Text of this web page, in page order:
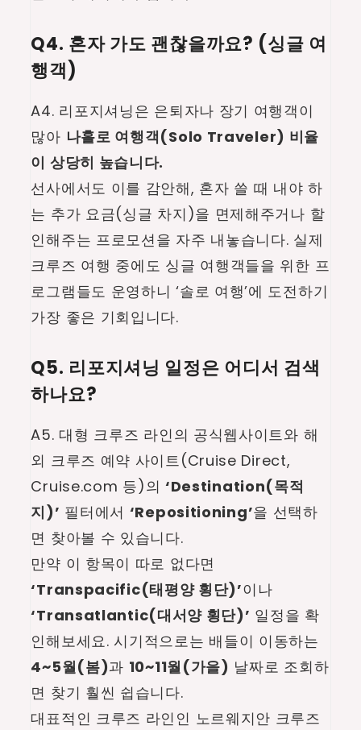
Q4. 혼자 가도 괜찮을까요? (싱글 여
행객)
A4. 리포지셔닝은 은퇴자나 장기 여행객이
많아 나홀로 여행객(Solo Traveler) 비율
이 상당히 높습니다.
선사에서도 이를 감안해, 혼자 쓸 때 내야 하
는 추가 요금(싱글 차지)을 면제해주거나 할
인해주는 프로모션을 자주 내놓습니다. 실제
크루즈 여행 중에도 싱글 여행객들을 위한 프
로그램들도 운영하니 ‘솔로 여행’에 도전하기
가장 좋은 기회입니다.
Q5. 리포지셔닝 일정은 어디서 검색
하나요?
A5. 대형 크루즈 라인의 공식웹사이트와 해
외 크루즈 예약 사이트(Cruise Direct,
Cruise.com 등)의 ‘Destination(목적
지)’ 필터에서 ‘Repositioning’을 선택하
면 찾아볼 수 있습니다.
만약 이 항목이 따로 없다면
‘Transpacific(태평양 횡단)’이나
‘Transatlantic(대서양 횡단)’ 일정을 확
인해보세요. 시기적으로는 배들이 이동하는
4~5월(봄)과 10~11월(가을) 날짜로 조회하
면 찾기 훨씬 쉽습니다.
대표적인 크루즈 라인인 노르웨지안 크루즈